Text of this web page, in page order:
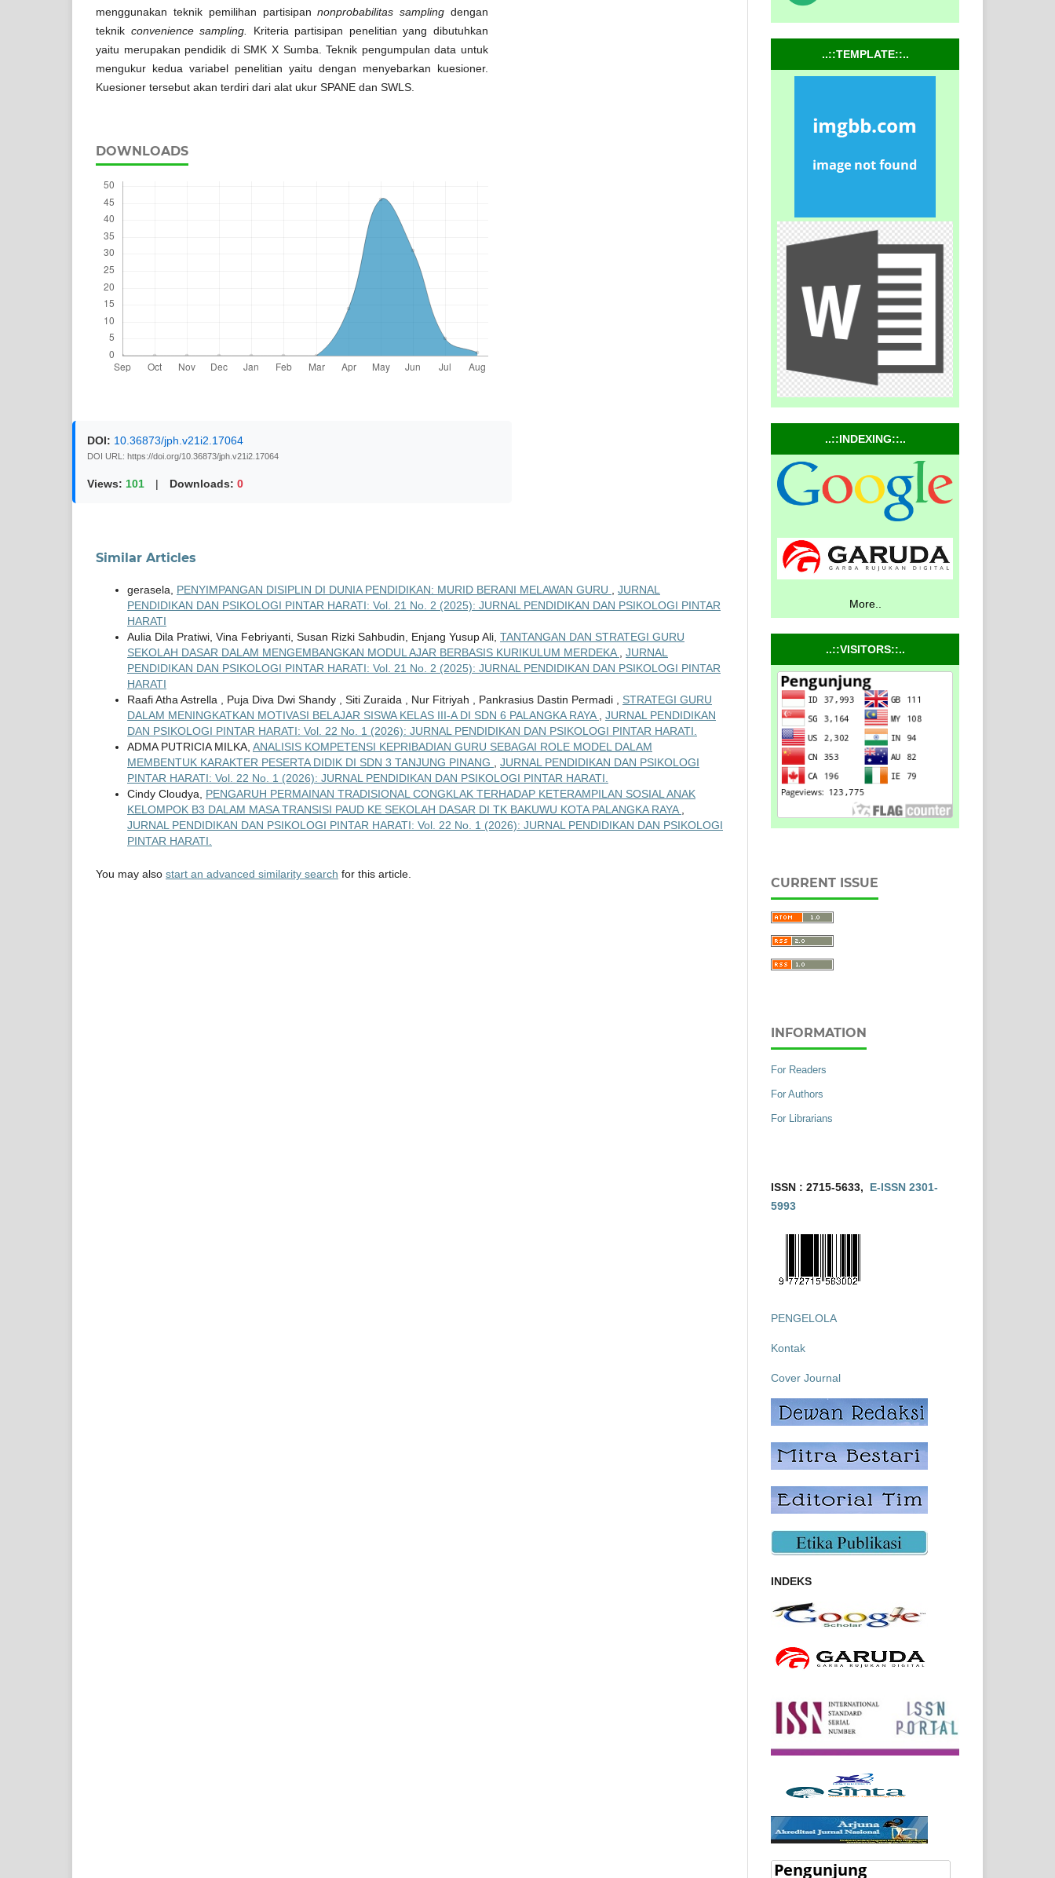
menggunakan teknik pemilihan partisipannonprobabilitas sampling dengan
teknik convenience sampling.
Kriteria partisipan penelitian yang dibutuhkan
yaitu merupakan pendidik di SMK X Sumba. Teknik pengumpulan data untuk
mengukur kedua variabel penelitian yaitu dengan menyebarkan kuesioner.
Kuesioner tersebut akan terdiri dari alat ukur SPANE dan SWLS.
DOWNLOADS
DOI: 10.36873/jph.v21i2.17064
DOI URL: https://doi.org/10.36873/jph.v21i2.17064
Views: 101 | Downloads: 0
Similar Articles
gerasela, PENYIMPANGAN DISIPLIN DI DUNIA PENDIDIKAN: MURID BERANI MELAWAN GURU
JURNAL
PENDIDIKAN DAN PSIKOLOGI PINTAR HARATI: Vol. 21 No. 2 (2025): JURNAL PENDIDIKAN DAN PSIKOLOGI PINTAR
HARATI
Aulia Dila Pratiwi, Vina Febriyanti, Susan Rizki Sahbudin, Enjang Yusup Ali, TANTANGAN DAN STRATEGI GURU
SEKOLAH DASAR DALAM MENGEMBANGKAN MODUL AJAR BERBASIS KURIKULUM MERDEKA
JURNAL
PENDIDIKAN DAN PSIKOLOGI PINTAR HARATI: Vol. 21 No. 2 (2025): JURNAL PENDIDIKAN DAN PSIKOLOGI PINTAR
HARATI
Raafi Atha Astrella , Puja Diva Dwi Shandy , Siti Zuraida , Nur Fitriyah , Pankrasius Dastin Permadi , STRATEGI GURU
DALAM MENINGKATKAN MOTIVASI BELAJAR SISWA KELAS III-A DI SDN 6 PALANGKA RAYA
JURNAL PENDIDIKAN
DAN PSIKOLOGI PINTAR HARATI: Vol. 22 No. 1 (2026): JURNAL PENDIDIKAN DAN PSIKOLOGI PINTAR HARATI.
ADMA PUTRICIA MILKA, ANALISIS KOMPETENSI KEPRIBADIAN GURU SEBAGAI ROLE MODEL DALAM
MEMBENTUK KARAKTER PESERTA DIDIK DI SDN 3 TANJUNG PINANG
JURNAL PENDIDIKAN DAN PSIKOLOGI
PINTAR HARATI: Vol. 22 No. 1 (2026): JURNAL PENDIDIKAN DAN PSIKOLOGI PINTAR HARATI.
Cindy Cloudya, PENGARUH PERMAINAN TRADISIONAL CONGKLAK TERHADAP KETERAMPILAN SOSIAL ANAK
KELOMPOK B3 DALAM MASA TRANSISI PAUD KE SEKOLAH DASAR DI TK BAKUWU KOTA PALANGKA RAYA
JURNAL PENDIDIKAN DAN PSIKOLOGI PINTAR HARATI: Vol. 22 No. 1 (2026): JURNAL PENDIDIKAN DAN PSIKOLOGI
PINTAR HARATI.
You may also start an advanced similarity search for this article.
..::TEMPLATE::..
..::INDEXING::..
More..
..::VISITORS::..
CURRENT ISSUE
INFORMATION
For Readers
For Authors
For Librarians
ISSN : 2715-5633, E-ISSN 2301-
5993
PENGELOLA
Kontak
Cover Journal
INDEKS